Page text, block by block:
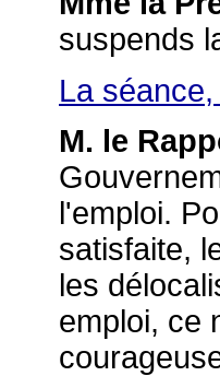
suspends
La
M. le
l'emploi.
satisfaite,
les
emploi, ce